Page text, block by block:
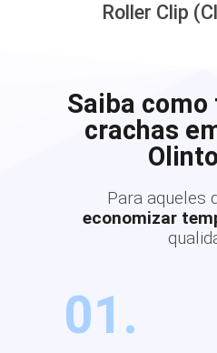
Roller Clip
Saiba
crachas
Para aqueles
economizar
01.